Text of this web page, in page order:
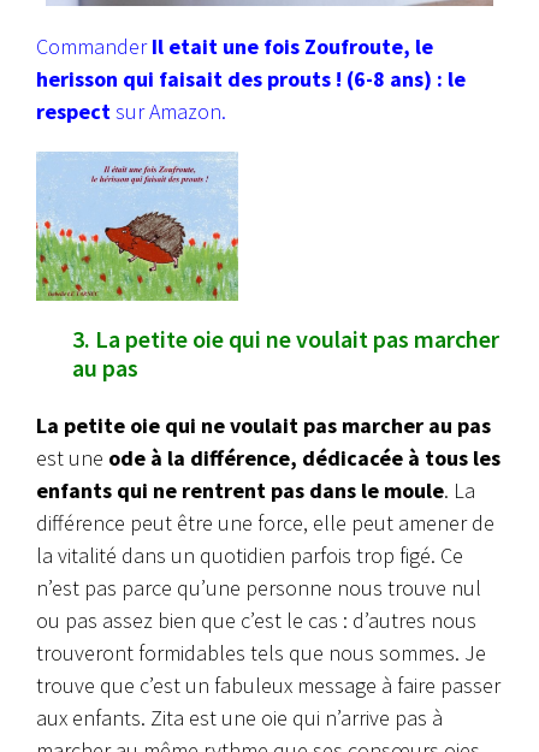
CommanderIl etait une fois Zoufroute, le
herisson qui faisait des prouts ! (6-8 ans) : le
respectsur Amazon.
3. La petite oie qui ne voulait pas marcher
au pas
La petite oie qui ne voulait pas marcher au pas
est une ode à la différence, dédicacée à tous les
enfants qui ne rentrent pas dans le moule. La
différence peut être une force, elle peut amener de
la vitalité dans un quotidien parfois trop figé. Ce
n’est pas parce qu’une personne nous trouve nul
ou pas assez bien que c’est le cas : d’autres nous
trouveront formidables tels que nous sommes. Je
trouve que c’est un fabuleux message à faire passer
aux enfants. Zita est une oie qui n’arrive pas à